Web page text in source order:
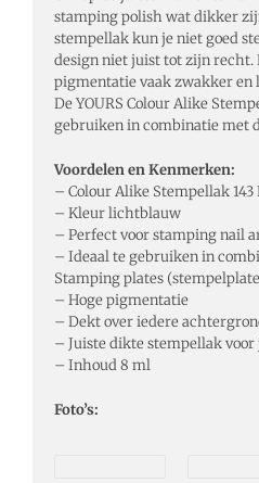
stamping polish wat dikker
stempellak kun je niet goed
design niet juist tot zijn recht.
pigmentatie vaak zwakker en
De YOURS Colour Alike
gebruiken in combinatie met
Voordelen en Kenmerken:
– Colour Alike Stempellak
– Kleur lichtblauw
– Perfect voor stamping nail
– Ideaal te gebruiken in
Stamping plates
– Hoge pigmentatie
– Dekt over iedere
– Juiste dikte stempellak voor
– Inhoud 8 ml
Foto’s: